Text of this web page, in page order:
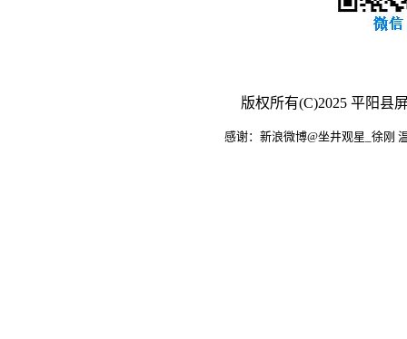
版权所有(C)2025 平阳
感谢：新浪微博@坐井观星_徐刚